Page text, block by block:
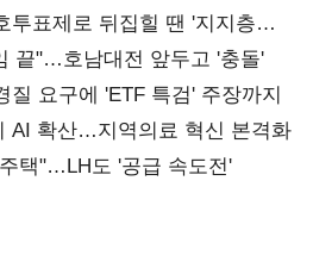
표제로 뒤집힐 땐 '지지층
끝"…호남대전 앞두고 '충돌'
요구에 'ETF 특검' 주장까지
AI 확산…지역의료 혁신 본격화
택"…LH도 '공급 속도전'